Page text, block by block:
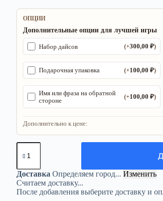
ОПЦИИ
Дополнительные опции для лучшей игры
Набор дайсов (+300,00₽)
Подарочная упаковка (+100,00₽)
Имя или фраза на обратной
стороне
(+100,00₽)
Дополнительно к цене:
Количество
товара
ДнД
«Дракон»
—
дерево
Доставка Определяем город... Изменить
Считаем доставку...
После добавления выберите доставку и